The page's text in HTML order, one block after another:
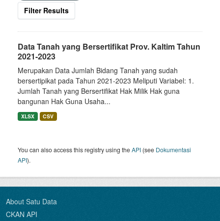
Filter Results
Data Tanah yang Bersertifikat Prov. Kaltim Tahun
2021-2023
Merupakan Data Jumlah Bidang Tanah yang sudah
bersertipikat pada Tahun 2021-2023 Meliputi Variabel: 1.
Jumlah Tanah yang Bersertifikat Hak Milik Hak guna
bangunan Hak Guna Usaha...
XLSX CSV
You can also access this registry using theAPI (see Dokumentasi
API).
About Satu Data
CKAN API